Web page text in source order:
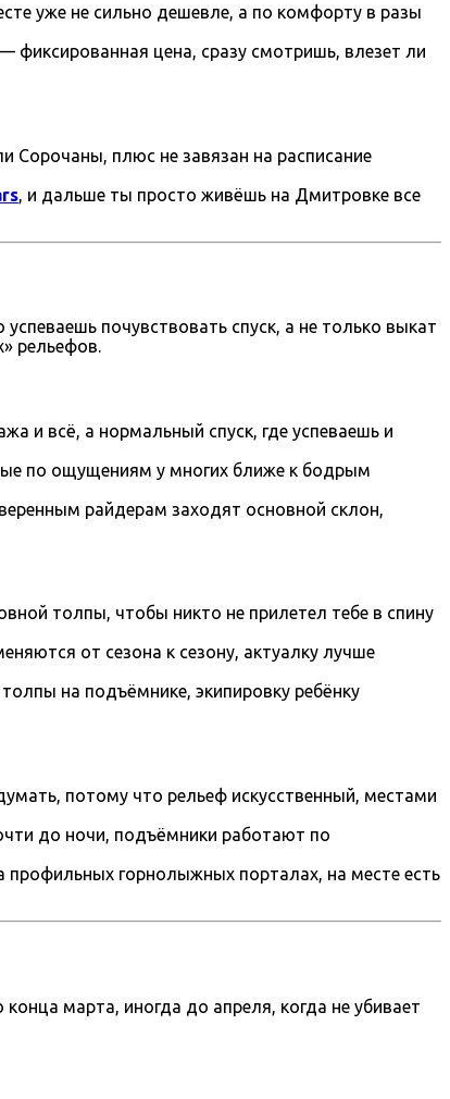
уже не сильно дешевле, а по комфорту в разы
фиксированная цена, сразу смотришь, влезет ли
плюс не завязан на расписание
, и дальше ты просто живёшь на Дмитровке все
почувствовать спуск, а не только выкат
рельефов.
и всё, а нормальный спуск, где успеваешь и
по ощущениям у многих ближе к бодрым
райдерам заходят основной склон,
толпы, чтобы никто не прилетел тебе в спину
от сезона к сезону, актуалку лучше
на подъёмнике, экипировку ребёнку
потому что рельеф искусственный, местами
до ночи, подъёмники работают по
профильных горнолыжных порталах, на месте есть
марта, иногда до апреля, когда не убивает